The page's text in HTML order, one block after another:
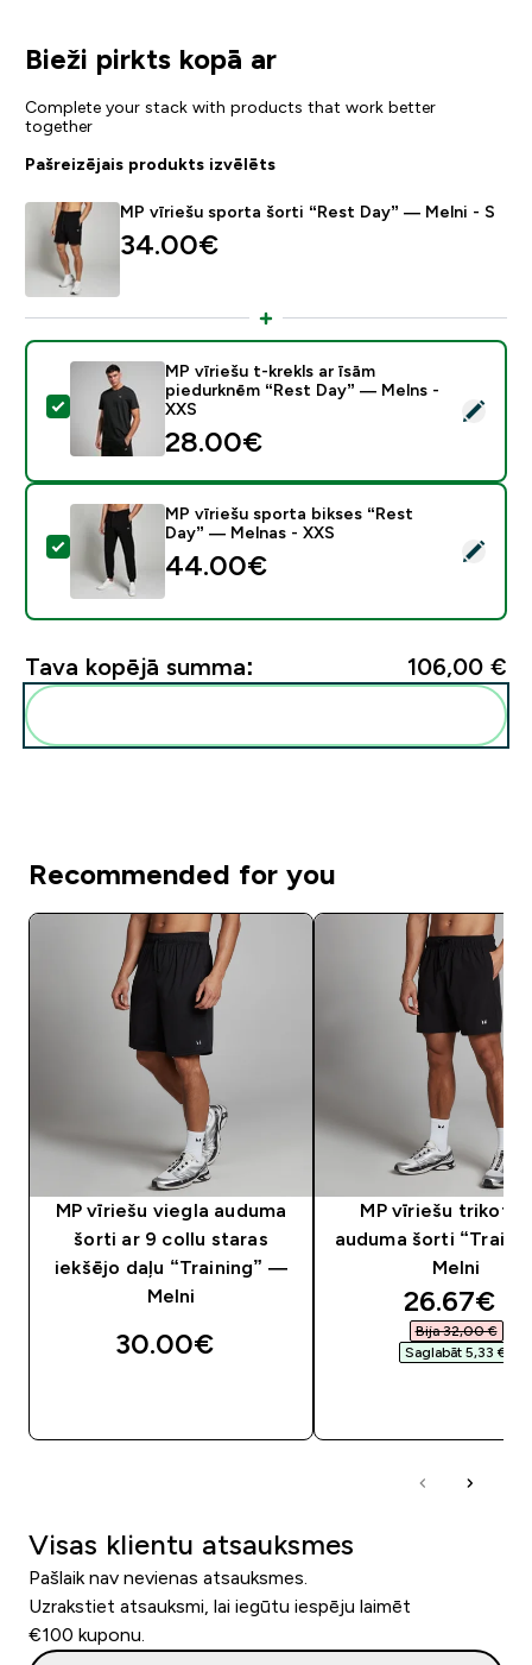
Bieži pirkts kopā ar
Complete your stack with products that work better
together
Pašreizējais produkts izvēlēts
MP vīriešu sporta šorti “Rest Day” — Melni - S
34.00€‎
Atlasīt šo produktu - MP vīriešu t-krekls ar īsām
MP vīriešu t-krekls ar īsām
piedurknēm “Rest Day” — Melns -
XXS
28.00€‎
Atlasīt šo produktu - MP vīriešu sporta bikses “Rest
MP vīriešu sporta bikses “Rest
Day” — Melnas - XXS
44.00€‎
Tava kopējā summa: 106,00 €‎
Recommended for you
MP vīriešu viegla auduma
šorti ar 9 collu staras
iekšējo daļu “Training” —
Melni
30.00€‎
MP vīriešu
auduma šorti
Melni
26.67€‎
Bija 32,00 €‎
Saglabāt 5,33 €‎
Visas klientu atsauksmes
Pašlaik nav nevienas atsauksmes.
Uzrakstiet atsauksmi, lai iegūtu iespēju laimēt
€100 kuponu.